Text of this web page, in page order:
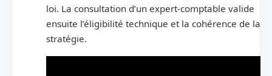
loi. La consultation d’un expert-comptable valide
ensuite l’éligibilité technique et la cohérence de la
stratégie.